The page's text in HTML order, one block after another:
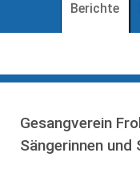
Berichte
Gesangverein
Sängerinnen und